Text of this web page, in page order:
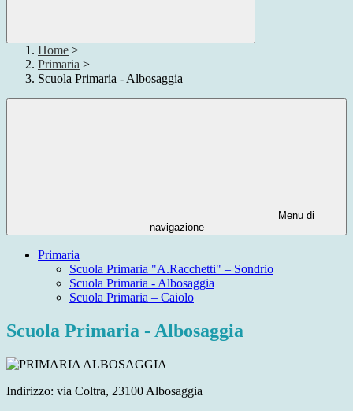
Home >
Primaria >
Scuola Primaria - Albosaggia
Menu di
navigazione
Primaria
Scuola Primaria "A.Racchetti" – Sondrio
Scuola Primaria - Albosaggia
Scuola Primaria – Caiolo
Scuola Primaria - Albosaggia
Indirizzo: via Coltra, 23100 Albosaggia